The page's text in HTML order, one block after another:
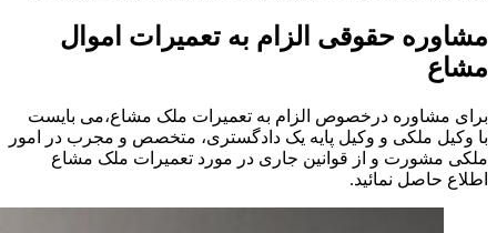
مشاوره حقوقی الزام به تعمیرات اموال
مشاع
برای مشاوره درخصوص الزام به تعمیرات ملک مشاع،می بایست
با وکیل ملکی و وکیل پایه یک دادگستری، متخصص و مجرب در امور
ملکی مشورت و از قوانین جاری در مورد تعمیرات ملک مشاع
اطلاع حاصل نمائید.